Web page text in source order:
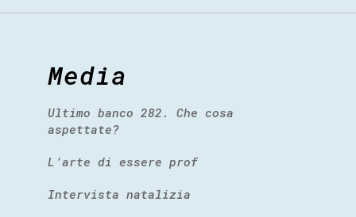
Media
Ultimo banco 282. Che cosa
aspettate?
L’arte di essere prof
Intervista natalizia